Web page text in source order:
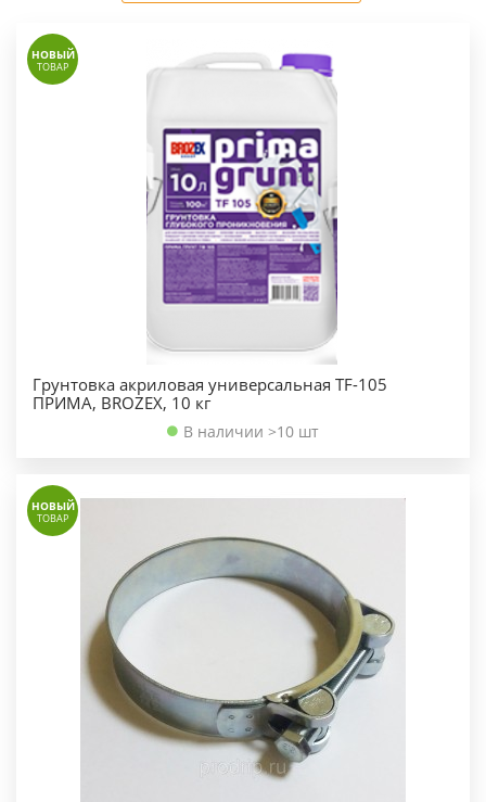
НОВЫЙ
ТОВАР
Грунтовка акриловая универсальная TF-105
ПРИМА, BROZEX, 10 кг
В наличии >10 шт
НОВЫЙ
ТОВАР